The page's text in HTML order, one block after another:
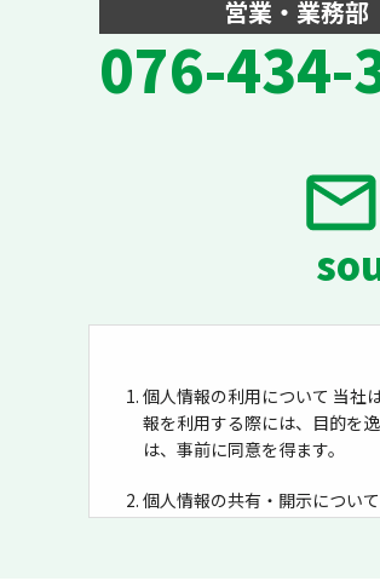
営業・業務部
076-434-
個人情報の利用について 当社
報を利用する際には、目的を
は、事前に同意を得ます。
個人情報の共有・開示につい
共有することはありません。